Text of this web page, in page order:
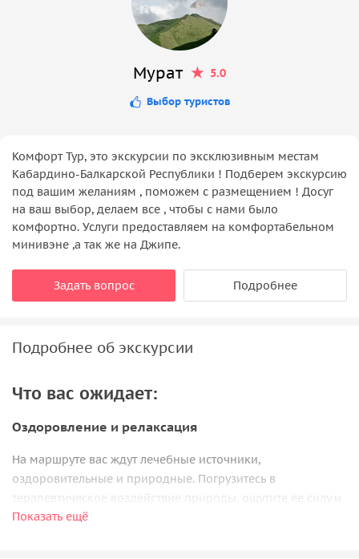
Мурат 5.0
Выбор туристов
Комфорт Тур, это экскурсии по эксклюзивным местам
Кабардино-Балкарской Республики ! Подберем экскурсию
под вашим желаниям , поможем с размещением ! Досуг
на ваш выбор, делаем все , чтобы с нами было
комфортно. Услуги предоставляем на комфортабельном
минивэне ,а так же на Джипе.
Задать вопрос Подробнее
Подробнее об экскурсии
Что вас ожидает:
Оздоровление и релаксация
На маршруте вас ждут лечебные источники,
оздоровительные и природные. Погрузитесь в
терапевтическое воздействие природы, ощутите ее силу и
влияние на ваш организм. Это не только путешествие, но и
Показать ещё